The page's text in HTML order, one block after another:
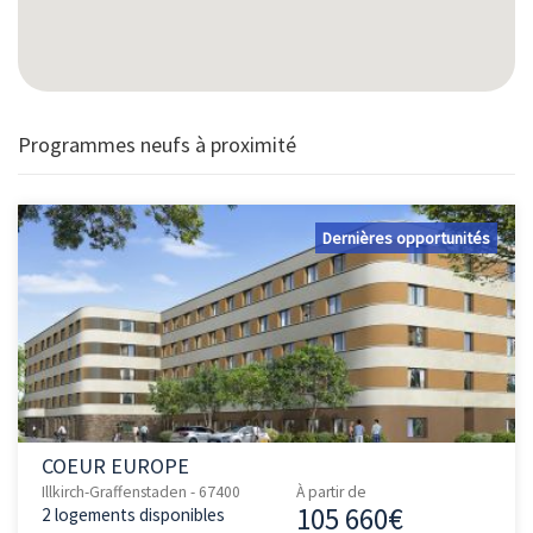
Programmes neufs à proximité
Dernières opportunités
COEUR EUROPE
Illkirch-Graffenstaden - 67400
2 logements disponibles
À partir de
105 660€